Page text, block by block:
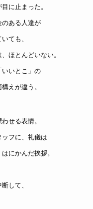
に止まった。
のある人達が
ても、
ほとんどいない。
いとこ」の
えが違う。
せる表情。
ッフに、礼儀は
にかんだ挨拶。
して、